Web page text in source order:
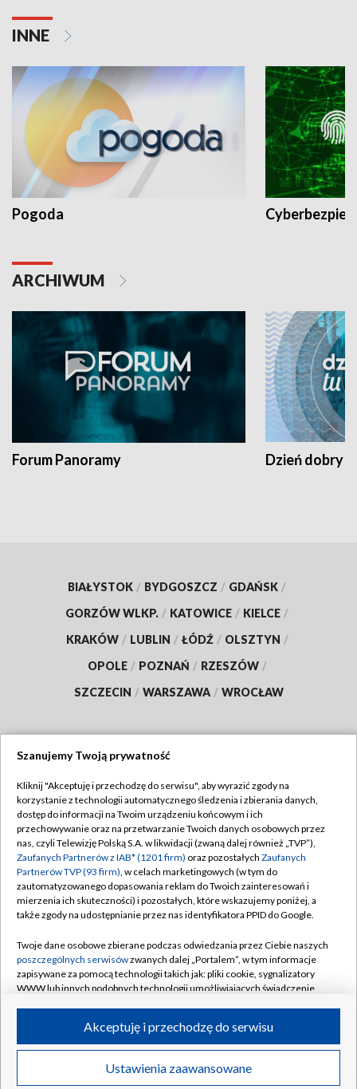
INNE
Pogoda
ARCHIWUM
Forum Panoramy Dzień dobry
BIAŁYSTOK / BYDGOSZCZ / GDAŃSK /
GORZÓW WLKP. / KATOWICE / KIELCE /
KRAKÓW / LUBLIN / ŁÓDŹ / OLSZTYN /
OPOLE / POZNAŃ / RZESZÓW /
SZCZECIN / WARSZAWA / WROCŁAW
TVP
Abonament TVP
Emisja w TVP
Centrum informacji TVP
Naziemna Telewizja Cyfrowa
Rada Programowa
System NOS
Informacje o nadawcy
Program dla prasy
Ogłoszenie przetargowe
Regulamin TVP
Polityka prywatności
Moje zgody
Pomoc
Kontakt
Kanały
©2026 Telewizja Polska S.A. w likwidacji
Szanujemy Twoją prywatność
Kliknij "Akceptuję i przechodzę do serwisu", aby wyrazić zgody na
korzystanie z technologii automatycznego śledzenia i zbierania danych,
dostęp do informacji na Twoim urządzeniu końcowym i ich
przechowywanie oraz na przetwarzanie Twoich danych osobowych przez
nas, czyli Telewizję Polską S.A. w likwidacji (zwaną dalej również „TVP”),
Zaufanych Partnerów z IAB* (1201 firm) oraz pozostałych Zaufanych
Partnerów TVP (93 firm), w celach marketingowych (w tym do
zautomatyzowanego dopasowania reklam do Twoich zainteresowań i
mierzenia ich skuteczności) i pozostałych, które wskazujemy poniżej, a
także zgody na udostępnianie przez nas identyfikatora PPID do Google.
Twoje dane osobowe zbierane podczas odwiedzania przez Ciebie naszych
poszczególnych serwisówzwanych dalej „Portalem”, w tym informacje
zapisywane za pomocą technologii takich jak: pliki cookie, sygnalizatory
WWW lub innych podobnych technologii umożliwiających świadczenie
ruchu w Internecie.
Twoje dane osobowe zbierane podczas odwiedzania przez Ciebie
poszczególnych serwisówna Portalu, takie jak adresy IP, identyfikatory
Ustawienia zaawansowane
Akceptuję i przechodzę do serwisu